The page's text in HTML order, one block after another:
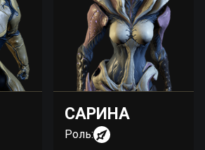
САРИНА
Роль: